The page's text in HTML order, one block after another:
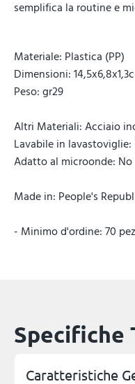
semplifica la routine e
Materiale: Plastica (PP)
Dimensioni:
Peso: gr29
Altri Materiali: Acciaio
Lavabile in lavastoviglie:
Adatto al microonde: No
Made in: People's
- Minimo d'ordine: 70
Specifiche
Caratteristiche